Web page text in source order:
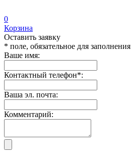
0
Корзина
Оставить заявку
* поле, обязательное для заполнения
Ваше имя:
Контактный телефон*:
Ваша эл. почта:
Комментарий: